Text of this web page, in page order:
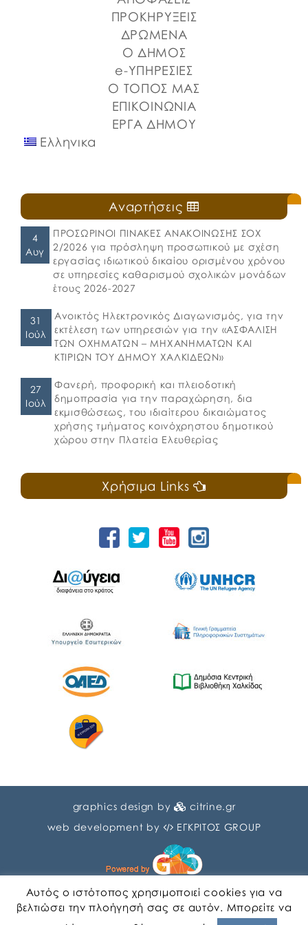
που ενδέχεται να επηρεάσουν και τον Δήμο
Χαλκιδέων από σήμερα, Παρασκευή 19 Απριλίου
2024. Ο Δήμος Χαλκιδέων και το Τμήμα Πολιτικής
Προστασίας του Δήμου βρίσκονται σε […]
ΠΡΟΚΗΡΥΞΕΙΣ
ΔΡΩΜΕΝΑ
Ο ΔΗΜΟΣ
e-ΥΠΗΡΕΣΙΕΣ
Ο ΤΟΠΟΣ ΜΑΣ
ΕΠΙΚΟΙΝΩΝΙΑ
ΕΡΓΑ ΔΗΜΟΥ
Ελληνικα
Αναρτήσεις
4
Αυγ
ΠΡΟΣΩΡΙΝΟΙ ΠΙΝΑΚΕΣ ΑΝΑΚΟΙΝΩΣΗΣ ΣΟΧ
2/2026 για πρόσληψη προσωπικού με σχέση
εργασίας ιδιωτικού δικαίου ορισμένου χρόνου
σε υπηρεσίες καθαρισμού σχολικών μονάδων
έτους 2026-2027
31
Ιούλ
Ανοικτός Ηλεκτρονικός Διαγωνισμός, για την
εκτέλεση των υπηρεσιών για την «ΑΣΦΑΛΙΣΗ
ΤΩΝ ΟΧΗΜΑΤΩΝ – ΜΗΧΑΝΗΜΑΤΩΝ ΚΑΙ
ΚΤΙΡΙΩΝ ΤΟΥ ΔΗΜΟΥ ΧΑΛΚΙΔΕΩΝ»
27
Ιούλ
Φανερή, προφορική και πλειοδοτική
δημοπρασία για την παραχώρηση, δια
εκμισθώσεως, του ιδιαίτερου δικαιώματος
χρήσης τμήματος κοινόχρηστου δημοτικού
χώρου στην Πλατεία Ελευθερίας
Χρήσιμα Links
graphics design by
citrine.gr
web development by
ΕΓΚΡΙΤΟΣ GROUP
Αυτός ο ιστότοπος χρησιμοποιεί cookies για να
βελτιώσει την πλοήγησή σας σε αυτόν. Μπορείτε να